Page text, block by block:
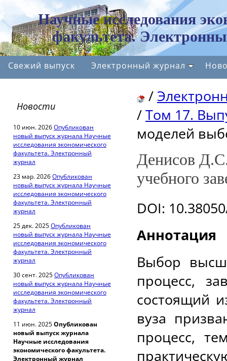
Научные исследования
факультета.
Свежий выпуск Электронный журнал
Новости
10 июн. 2026Опубликован
новый выпуск журнала Научные
исследования экономического
факультета. Электронный
журнал
23 мар. 2026Опубликован
новый выпуск журнала Научные
исследования экономического
факультета. Электронный
журнал
25 дек. 2025Опубликован
новый выпуск журнала Научные
исследования экономического
факультета. Электронный
журнал
30 сент. 2025Опубликован
новый выпуск журнала Научные
исследования экономического
факультета. Электронный
журнал
11 июн. 2025Опубликован
новый выпуск журнала
Научные исследования
экономического факультета.
Электронный журнал
/
/Том 17.
моделей
Денисов
учебного
DOI:
Аннотация
Выбор
процесс,
состоящий
вуза
процесс,